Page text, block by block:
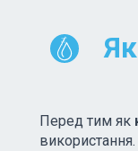
Перед тим як